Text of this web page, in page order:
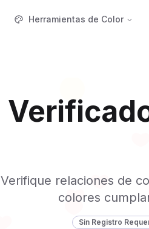
Herramientas de Color
Verifique relaciones de
colores
Sin Registro